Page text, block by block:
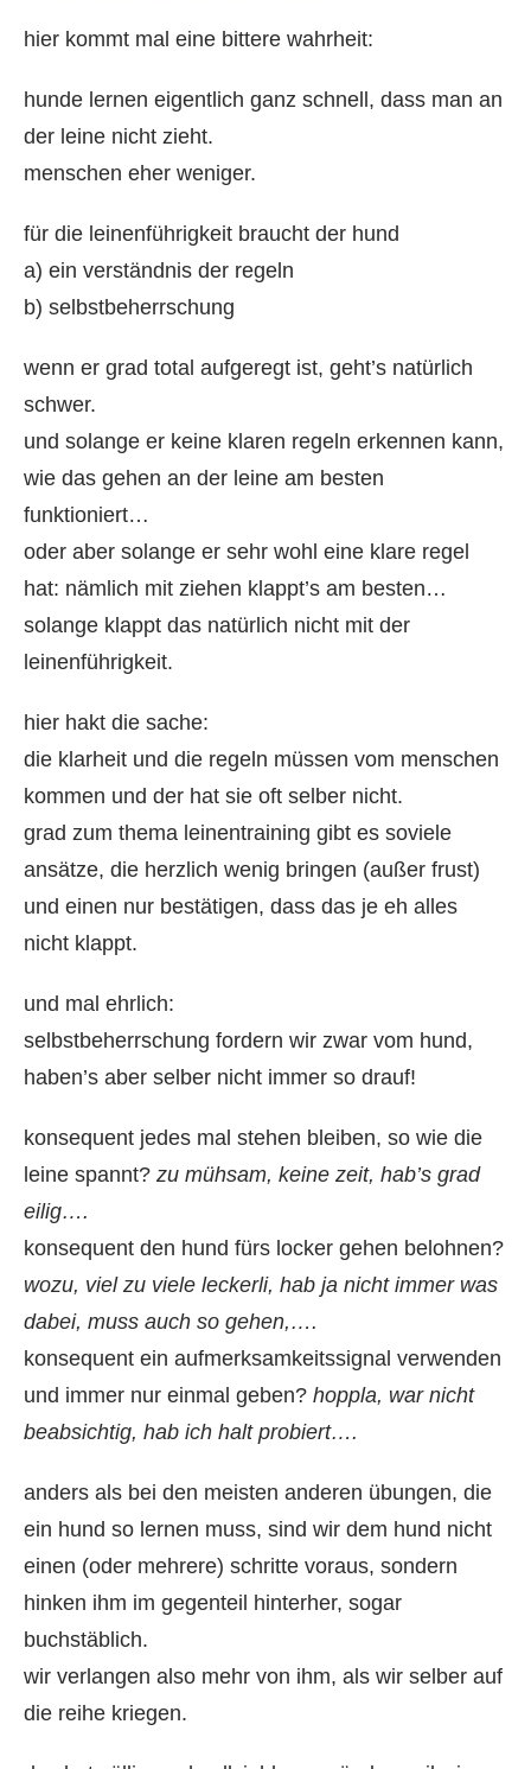
hier kommt mal eine bittere wahrheit:
hunde lernen eigentlich ganz schnell, dass man an
der leine nicht zieht.
menschen eher weniger.
für die leinenführigkeit braucht der hund
a) ein verständnis der regeln
b) selbstbeherrschung
wenn er grad total aufgeregt ist, geht’s natürlich
schwer.
und solange er keine klaren regeln erkennen kann,
wie das gehen an der leine am besten
funktioniert…
oder aber solange er sehr wohl eine klare regel
hat: nämlich mit ziehen klappt’s am besten…
solange klappt das natürlich nicht mit der
leinenführigkeit.
hier hakt die sache:
die klarheit und die regeln müssen vom menschen
kommen und der hat sie oft selber nicht.
grad zum thema leinentraining gibt es soviele
ansätze, die herzlich wenig bringen (außer frust)
und einen nur bestätigen, dass das je eh alles
nicht klappt.
und mal ehrlich:
selbstbeherrschung fordern wir zwar vom hund,
haben’s aber selber nicht immer so drauf!
konsequent jedes mal stehen bleiben, so wie die
leine spannt? zu mühsam, keine zeit, hab’s grad
eilig….
konsequent den hund fürs locker gehen belohnen?
wozu, viel zu viele leckerli, hab ja nicht immer was
dabei, muss auch so gehen,….
konsequent ein aufmerksamkeitssignal verwenden
und immer nur einmal geben? hoppla, war nicht
beabsichtig, hab ich halt probiert….
anders als bei den meisten anderen übungen, die
ein hund so lernen muss, sind wir dem hund nicht
einen (oder mehrere) schritte voraus, sondern
hinken ihm im gegenteil hinterher, sogar
buchstäblich.
wir verlangen also mehr von ihm, als wir selber auf
die reihe kriegen.